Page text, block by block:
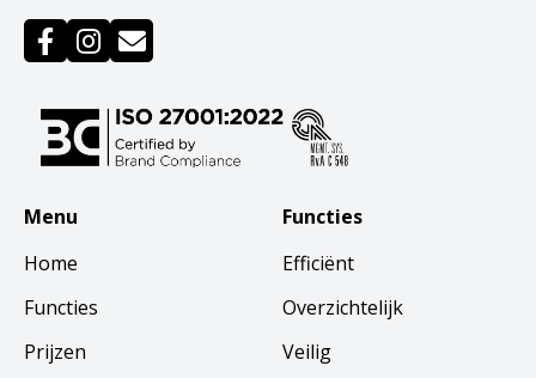
Menu
Home
Functies
Prijzen
Functies
Efficiënt
Overzichtelijk
Veilig